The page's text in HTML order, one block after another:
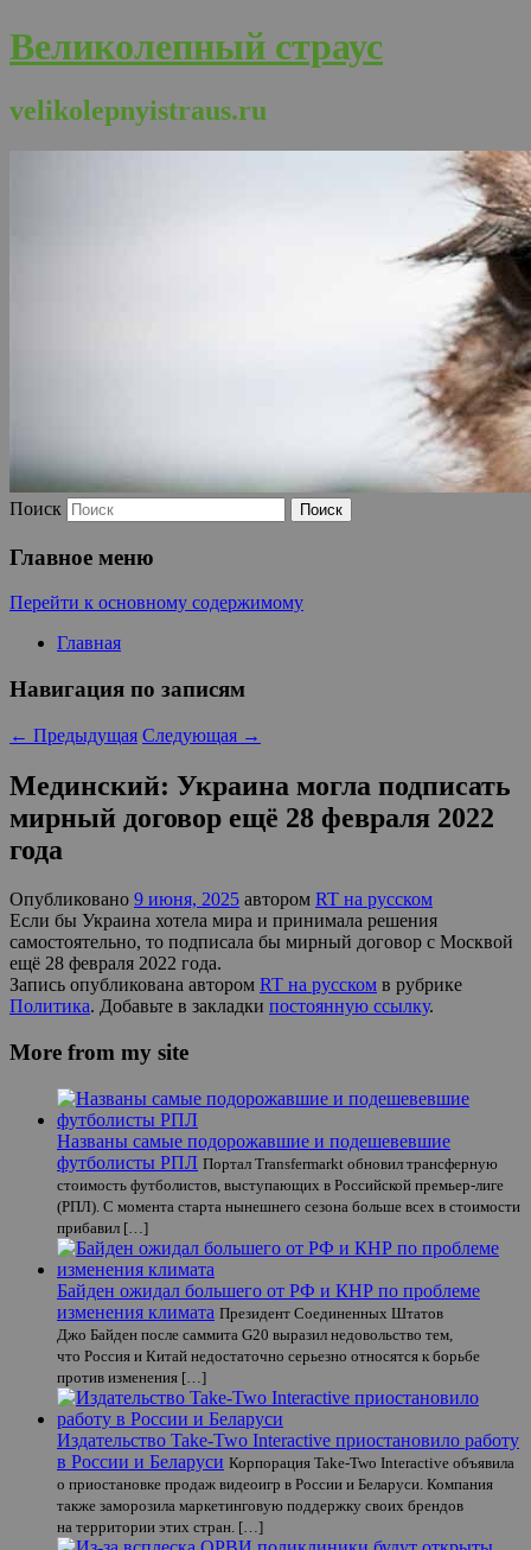
Великолепный страус
velikolepnyistraus.ru
Поиск
Главное меню
Перейти к основному содержимому
Главная
Навигация по записям
← Предыдущая Следующая →
Мединский: Украина могла подписать
мирный договор ещё 28 февраля 2022
года
Опубликовано 9 июня, 2025 автором RT на русском
Если бы Украина хотела мира и принимала решения
самостоятельно, то подписала бы мирный договор с Москвой
ещё 28 февраля 2022 года.
Запись опубликована автором RT на русском в рубрике
Политика. Добавьте в закладки постоянную ссылку.
More from my site
Названы самые подорожавшие и подешевевшие
футболисты РПЛ Портал Transfermarkt обновил трансферную
стоимость футболистов, выступающих в Российской премьер-лиге
(РПЛ). С момента старта нынешнего сезона больше всех в стоимости
прибавил […]
Байден ожидал большего от РФ и КНР по проблеме
изменения климата Президент Соединенных Штатов
Джо Байден после саммита G20 выразил недовольство тем,
что Россия и Китай недостаточно серьезно относятся к борьбе
против изменения […]
Издательство Take-Two Interactive приостановило работу
в России и Беларуси Корпорация Take-Two Interactive объявила
о приостановке продаж видеоигр в России и Беларуси. Компания
также заморозила маркетинговую поддержку своих брендов
на территории этих стран. […]